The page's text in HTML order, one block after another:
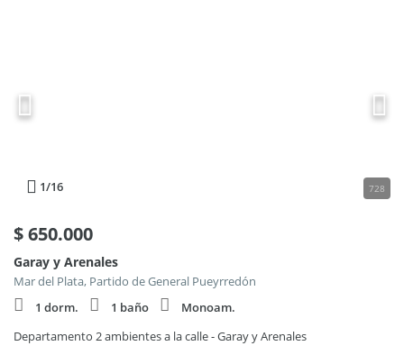
1/16 728
$650.000
Garay y Arenales
Mar del Plata, Partido de General Pueyrredón
1 dorm.
1 baño
Monoam.
Departamento 2 ambientes a la calle - Garay y Arenales